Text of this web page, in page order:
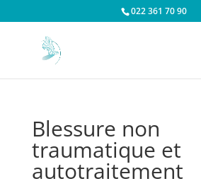
022 361 70 90
Blessure non
traumatique et
autotraitement